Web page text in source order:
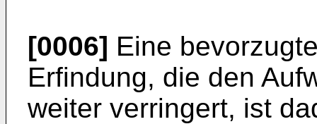
[0006] Eine
Erfindung, die den
weiter verringert, ist